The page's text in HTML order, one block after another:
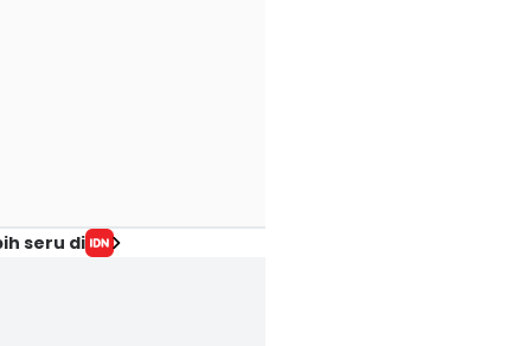
seru di